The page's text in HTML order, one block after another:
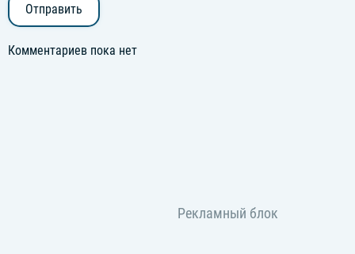
Отправить
Комментариев пока нет